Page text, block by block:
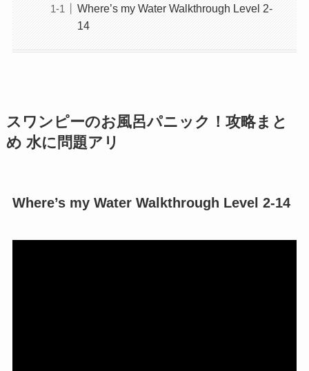
Where’s my Water Walkthrough Level 2-
14
スワンピーのお風呂パニック！攻略まと
め 水に問題アリ
Where’s my Water Walkthrough Level 2-14